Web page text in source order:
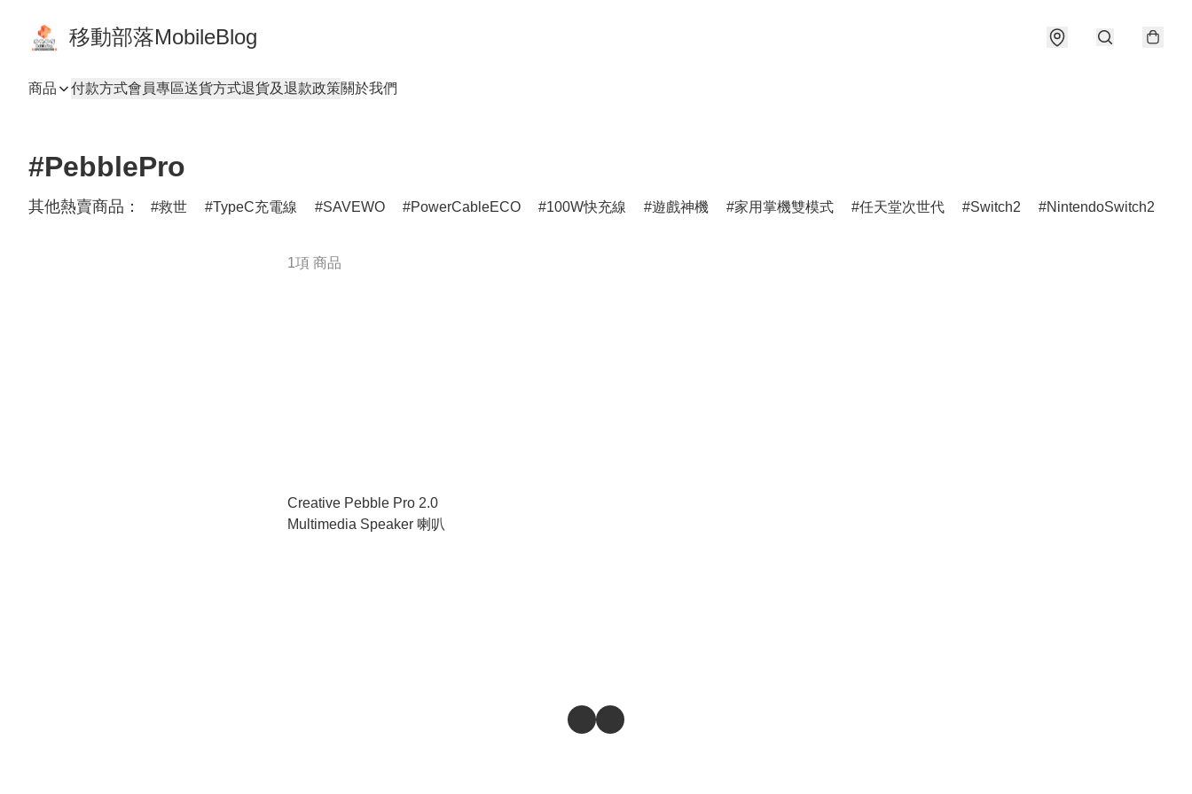
移動部落MobileBlog
商品 付款方式會員專區送貨方式退貨及退款政策關於我們
#PebblePro
其他熱賣商品： 救世 TypeC充電線 SAVEWO PowerCableECO 100W快充線 遊戲神機 家用掌機雙模式 任天堂次世代 Switch2 NintendoSwitch2
1項 商品
Creative Pebble Pro 2.0
Multimedia Speaker 喇叭